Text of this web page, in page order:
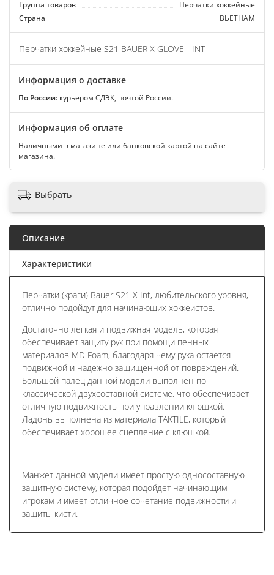
Группа товаров
Перчатки хоккейные
Страна
ВЬЕТНАМ
Перчатки хоккейные S21 BAUER X GLOVE - INT
Информация о доставке
По России: курьером СДЭК, почтой России.
Информация об оплате
Наличными в магазине или банковской картой на сайте
магазина.
Выбрать
Описание
Характеристики
Перчатки (краги) Bauer S21 X Int, любительского уровня,
отлично подойдут для начинающих хоккеистов.
Достаточно легкая и подвижная модель, которая
обеспечивает защиту рук при помощи пенных
материалов MD Foam, благодаря чему рука остается
подвижной и надежно защищенной от повреждений.
Большой палец данной модели выполнен по
классической двухсоставной системе, что обеспечивает
отличную подвижность при управлении клюшкой.
Ладонь выполнена из материала TAKTILE, который
обеспечивает хорошее сцепление с клюшкой.
Манжет данной модели имеет простую односоставную
защитную систему, которая подойдет начинающим
игрокам и имеет отличное сочетание подвижности и
защиты кисти.